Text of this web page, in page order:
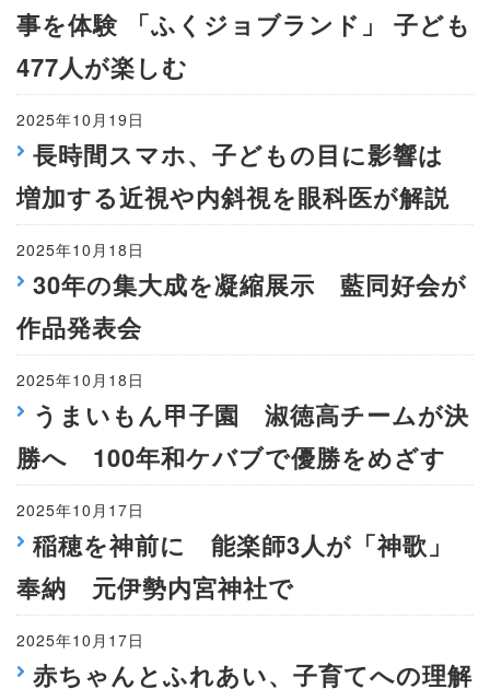
事を体験 「ふくジョブランド」 子ども
477人が楽しむ
2025年10月19日
長時間スマホ、子どもの目に影響は
増加する近視や内斜視を眼科医が解説
2025年10月18日
30年の集大成を凝縮展示 藍同好会が
作品発表会
2025年10月18日
うまいもん甲子園 淑徳高チームが決
勝へ 100年和ケバブで優勝をめざす
2025年10月17日
稲穂を神前に 能楽師3人が「神歌」
奉納 元伊勢内宮神社で
2025年10月17日
赤ちゃんとふれあい、子育てへの理解